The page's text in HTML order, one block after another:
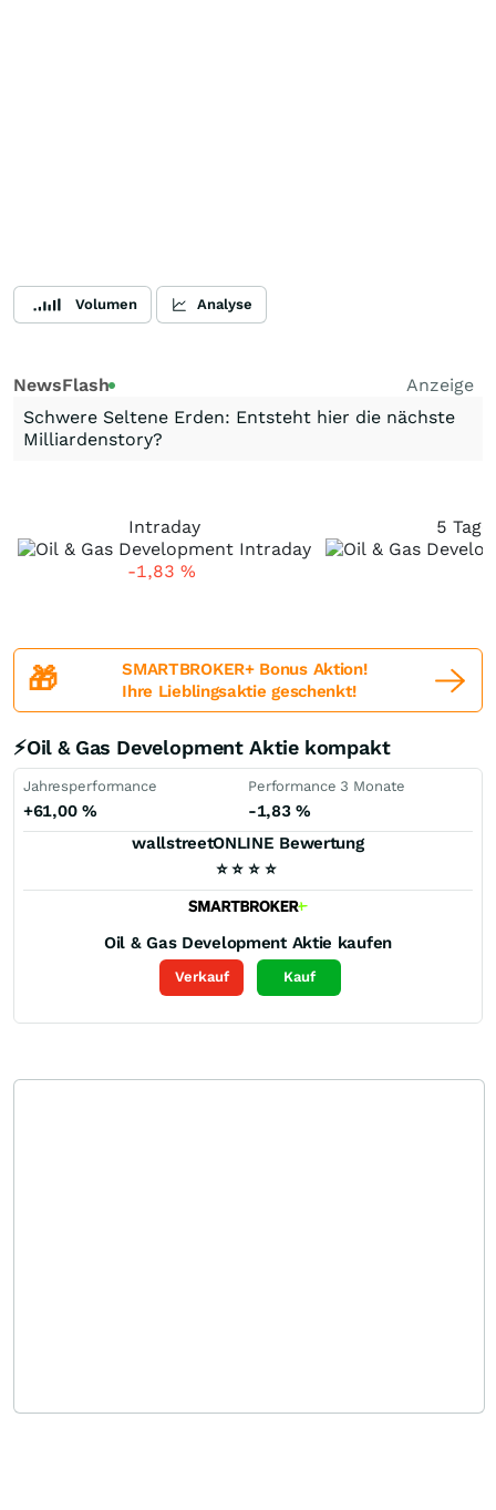
Volumen Analyse
NewsFlash
Anzeige
Schwere Seltene Erden: Entsteht hier die nächste
Milliardenstory?
Intraday
-1,83 %
5 Tage
🎁
SMARTBROKER+ Bonus Aktion!
Ihre Lieblingsaktie geschenkt!
⚡Oil & Gas Development Aktie kompakt
Jahresperformance
+61,00 %
Performance 3 Monate
-1,83%
wallstreetONLINE Bewertung
⭐ ⭐ ⭐ ⭐
Oil & Gas Development Aktie kaufen
Verkauf Kauf